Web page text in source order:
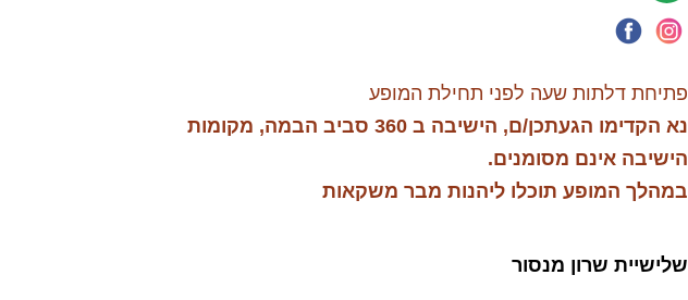
פתיחת דלתות שעה לפני תחילת המופע
נא הקדימו הגעתכן/ם, הישיבה ב 360 סביב הבמה, מקומות
הישיבה אינם מסומנים.
במהלך המופע תוכלו ליהנות מבר משקאות
שלישיית שרון מנסור